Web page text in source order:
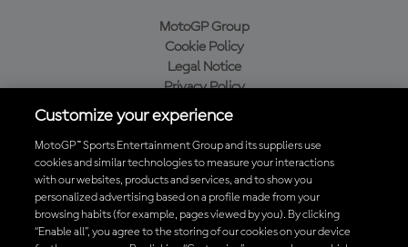
MotoGP Group
Cookie Policy
Legal Notice
Privacy Policy
Purchase Policy
Baixe o aplicativo oficial da MotoGP™
Customize your experience
MotoGP™ Sports Entertainment Group and its suppliers use
cookies and similar technologies to measure your interactions
with our websites, products and services, and to show you
personalized advertising based on a profile made from your
browsing habits (for example, pages viewed by you). By clicking
“Enable all”, you agree to the storing of our cookies on your device